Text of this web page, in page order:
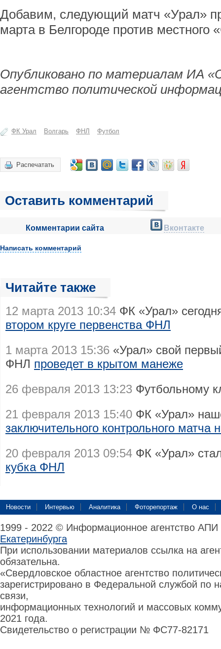
Добавим, следующий матч «Урал»
марта в Белгороде против местного
Опубликовано по материалам ИА
агентство политической
ФК Урал Волгарь ФНЛ Футбол
Распечатать
Оставить комментарий
Комментарии сайта Вконтакте
Написать комментарий
Читайте также
12 марта 2013 10:34 ФК «Урал»
втором круге первенства ФНЛ
1 марта 2013 15:36 «Урал» свой
ФНЛ проведет в крытом манеже
26 февраля 2013 13:23 Футбольному
21 февраля 2013 15:40 ФК «Урал»
заключительного контрольного матча
20 февраля 2013 09:54 ФК «Урал»
кубка ФНЛ
Новости Интервью Аналитика Фоторепортаж О нас
1999 - 2022 © Информационное агентство
Екатеринбурга
При использовании материалов ссылка на
обязательна.
«Свердловское областное агентство
зарегистрировано в Федеральной службой по
связи,
информационных технологий и массовых
2021 года.
Свидетельство о регистрации № ФС77-82171